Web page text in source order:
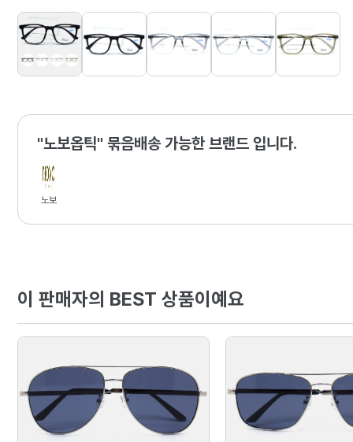
"노보옵틱" 묶음배송 가능한 브랜드 입니다.
노보
이 판매자의 BEST 상품이예요